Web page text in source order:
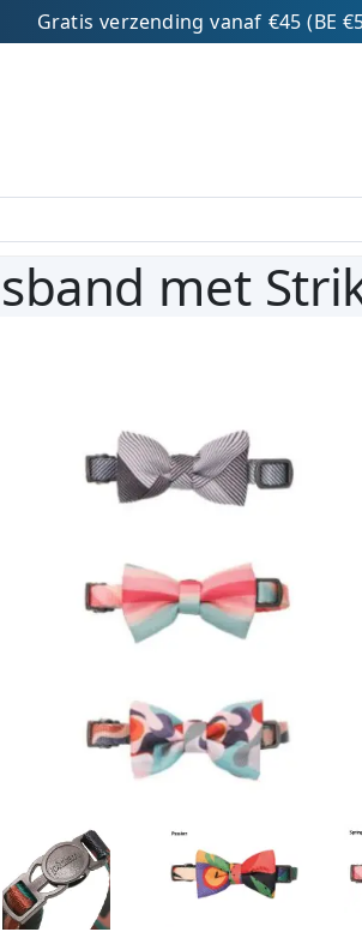
Gratis verzending vanaf €45 (BE
met